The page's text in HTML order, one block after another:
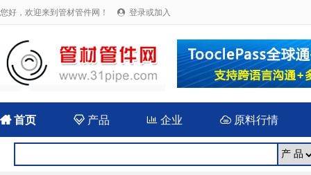
您好，欢迎来到管材管件网！  登录或加入
首页 产品  企业 原料行情